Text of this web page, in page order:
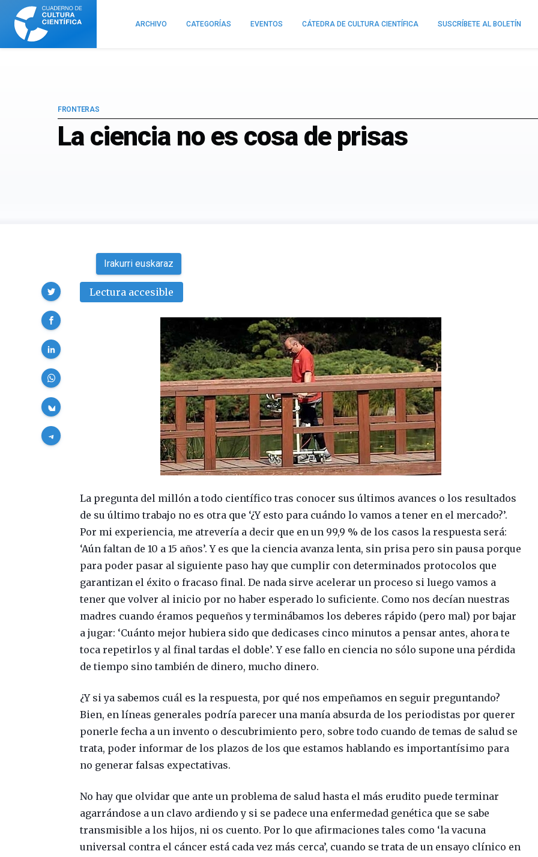
Cuaderno
Cultura
Científica
ARCHIVO CATEGORÍAS EVENTOS CÁTEDRA DE CULTURA CIENTÍFICA SUSCRÍBETE AL BOLETÍN
La ciencia no es cosa de prisas
FRONTERAS
Irakurri euskaraz
Lectura accesible
La pregunta del millón a todo científico tras conocer sus últimos avances o los resultados
de su último trabajo no es otra que ‘¿Y esto para cuándo lo vamos a tener en el mercado?’.
Por mi experiencia, me atrevería a decir que en un 99,9 % de los casos la respuesta será:
‘Aún faltan de 10 a 15 años’. Y es que la ciencia avanza lenta, sin prisa pero sin pausa porque
para poder pasar al siguiente paso hay que cumplir con determinados protocolos que
garantizan el éxito o fracaso final. De nada sirve acelerar un proceso si luego vamos a
tener que volver al inicio por no haber esperado lo suficiente. Como nos decían nuestras
madres cuando éramos pequeños y terminábamos los deberes rápido (pero mal) por bajar
a jugar: ‘Cuánto mejor hubiera sido que dedicases cinco minutos a pensar antes, ahora te
toca repetirlos y al final tardas el doble’. Y ese fallo en ciencia no sólo supone una pérdida
de tiempo sino también de dinero, mucho dinero.
¿Y si ya sabemos cuál es la respuesta, por qué nos empeñamos en seguir preguntando?
Bien, en líneas generales podría parecer una manía absurda de los periodistas por querer
ponerle fecha a un invento o descubrimiento pero, sobre todo cuando de temas de salud se
trata, poder informar de los plazos de los que estamos hablando es importantísimo para
no generar falsas expectativas.
No hay que olvidar que ante un problema de salud hasta el más erudito puede terminar
agarrándose a un clavo ardiendo y si se padece una enfermedad genética que se sabe
transmisible a los hijos, ni os cuento. Por lo que afirmaciones tales como ‘la vacuna
universal contra el cáncer está cada vez más cerca’, cuando se trata de un ensayo clínico en
Compartir